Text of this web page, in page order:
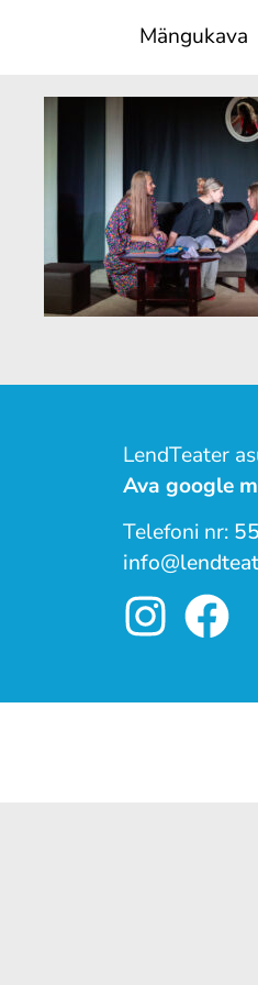
Mängukava
LendTeater
Ava google
Telefoni nr: